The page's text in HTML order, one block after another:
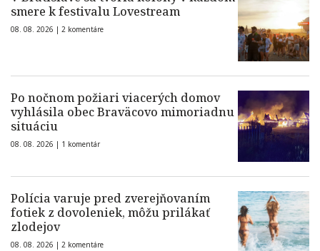
smere k festivalu Lovestream
08. 08. 2026 | 2 komentáre
Po nočnom požiari viacerých domov
vyhlásila obec Braväcovo mimoriadnu
situáciu
08. 08. 2026 | 1 komentár
Polícia varuje pred zverejňovaním
fotiek z dovoleniek, môžu prilákať
zlodejov
08. 08. 2026 | 2 komentáre